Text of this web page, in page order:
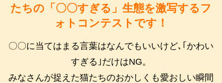
たちの「〇〇すぎる」生態を激写するフ
ォトコンテストです！
〇〇に当てはまる言葉はなんでもいいけど､｢かわい
すぎる｣だけはNG。
みなさんが捉えた猫たちのおかしくも愛おしい瞬間